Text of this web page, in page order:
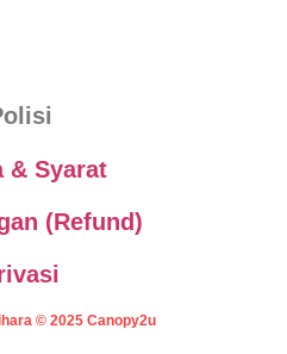
& Syarat
(Refund)
© 2025 Canopy2u